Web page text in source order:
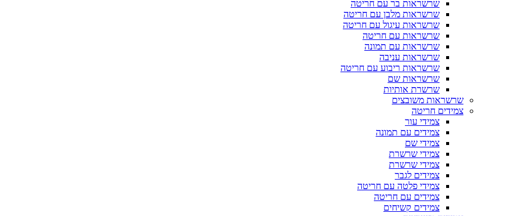
שרשראות בר עם חריטה
שרשראות מלבן עם חריטה
שרשראות עיגול עם חריטה
שרשראות עם חריטה
שרשראות עם תמונה
שרשראות עניבה
שרשראות ריבוע עם חריטה
שרשראות שם
שרשרת אותיות
שרשראות משובצים
צמידים חריטה
צמידי עור
צמידים עם תמונה
צמידי שם
צמידי שרשרת
צמידי שרשרת
צמידים לגבר
צמידי פלטה עם חריטה
צמידים עם חריטה
צמידים קשיחים